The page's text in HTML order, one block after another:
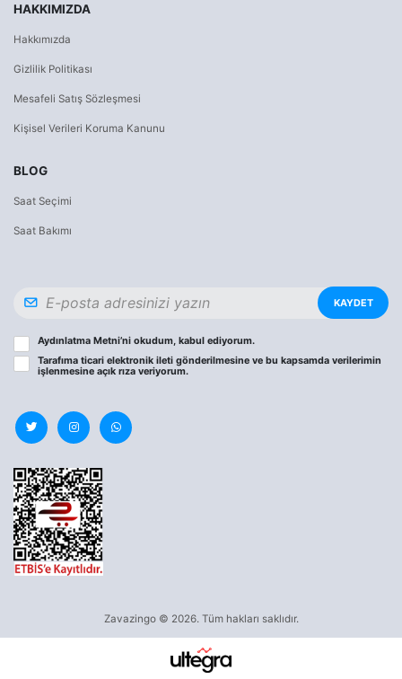
HAKKIMIZDA
Hakkımızda
Gizlilik Politikası
Mesafeli Satış Sözleşmesi
Kişisel Verileri Koruma Kanunu
BLOG
Saat Seçimi
Saat Bakımı
KAYDET
Aydınlatma Metni’ni okudum, kabul ediyorum.
Tarafıma ticari elektronik ileti gönderilmesine ve bu kapsamda verilerimin
işlenmesine açık rıza veriyorum.
Zavazingo © 2026. Tüm hakları saklıdır.